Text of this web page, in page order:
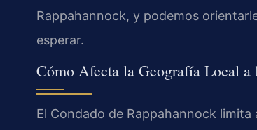
Rappahannock, y podemos
esperar.
Cómo Afecta la Geografía Local a
El Condado de Rappahannock